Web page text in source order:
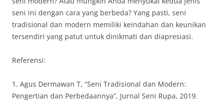
seni ini dengan cara yang berbeda? Yang pasti, seni
tradisional dan modern memiliki keindahan dan keunikan
tersendiri yang patut untuk dinikmati dan diapresiasi.
Referensi:
1. Agus Dermawan T, “Seni Tradisional dan Modern:
Pengertian dan Perbedaannya”, Jurnal Seni Rupa, 2019.